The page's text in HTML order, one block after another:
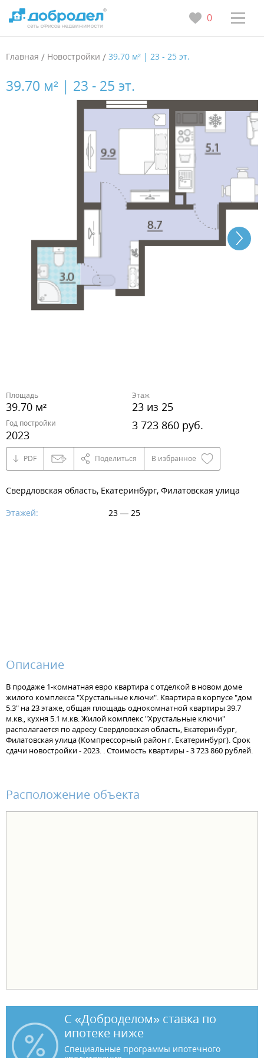
0
Главная / Новостройки / 39.70 м² | 23 - 25 эт.
39.70 м² | 23 - 25 эт.
Площадь
39.70 м²
Этаж
23 из 25
Год постройки
2023
3 723 860 руб.
PDF Поделиться В избранное
Свердловская область, Екатеринбург, Филатовская улица
Этажей:
23 — 25
Описание
В продаже 1-комнатная евро квартира с отделкой в новом доме
жилого комплекса "Хрустальные ключи". Квартира в корпусе "дом
5.3" на 23 этаже, общая площадь однокомнатной квартиры 39.7
м.кв., кухня 5.1 м.кв. Жилой комплекс "Хрустальные ключи"
располагается по адресу Свердловская область, Екатеринбург,
Филатовская улица (Компрессорный район г. Екатеринбург). Срок
сдачи новостройки - 2023. . Стоимость квартиры - 3 723 860 рублей.
Расположение объекта
С «Доброделом» ставка по
ипотеке ниже
Специальные программы ипотечного